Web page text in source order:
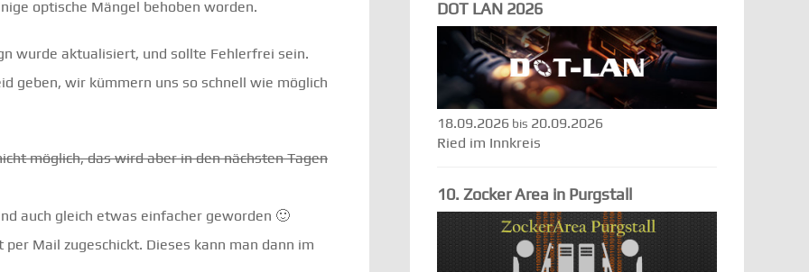
optische Mängel behoben worden.
wurde aktualisiert, und sollte Fehlerfrei sein.
geben, wir kümmern uns so schnell wie möglich
möglich, das wird aber in den nächsten Tagen
auch gleich etwas einfacher geworden 🙂
Mail zugeschickt. Dieses kann man dann im
DOT LAN 2026
18.09.2026 bis 20.09.2026
Ried im Innkreis
10. Zocker Area in Purgstall